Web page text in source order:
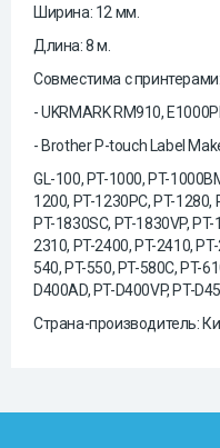
Ширина: 12 мм.
Длина: 8 м.
Совместима с принтерами:
- UKRMARK RM910,
- Brother P-touch Label
GL-100, PT-1000, PT-
1200, PT-1230PC, PT-1280,
PT-1830SC, PT-1830VP,
2310, PT-2400, PT-2410,
540, PT-550, PT-580C, PT-
D400AD, PT-D400VP, PT-
Страна-производитель: